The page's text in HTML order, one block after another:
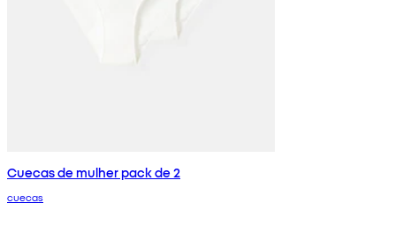
Cuecas de mulher pack de 2
cuecas